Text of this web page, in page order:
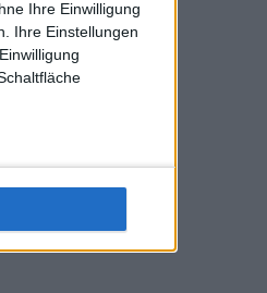
Ihre Einwilligung
Ihre Einstellungen
L-Struff wahrscheinlich morge 3
1x Doppel) dank der
für F-A-A